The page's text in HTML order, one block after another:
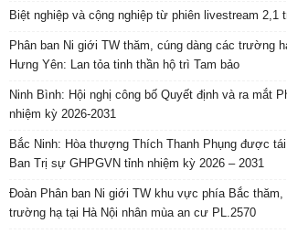
Biệt nghiệp và cộng nghiệp từ phiên livestream 2,1
Phân ban Ni giới TW thăm, cúng dàng các trường
Hưng Yên: Lan tỏa tinh thần hộ trì Tam bảo
Ninh Bình: Hội nghị công bố Quyết định và ra mắt
nhiệm kỳ 2026-2031
Bắc Ninh: Hòa thượng Thích Thanh Phụng được
Ban Trị sự GHPGVN tỉnh nhiệm kỳ 2026 – 2031
Đoàn Phân ban Ni giới TW khu vực phía Bắc thăm,
trường hạ tại Hà Nội nhân mùa an cư PL.2570